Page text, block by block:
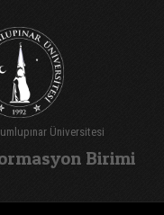
Üniversitesi
Birimi